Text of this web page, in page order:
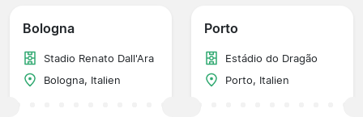
Bologna
Stadio Renato Dall'Ara
Bologna, Italien
Porto
Estádio do Dragão
Porto, Italien